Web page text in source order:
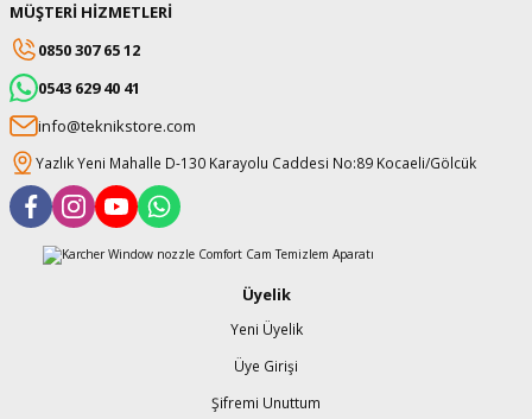
MÜŞTERİ HİZMETLERİ
0850 307 65 12
0543 629 40 41
info@teknikstore.com
Yazlık Yeni Mahalle D-130 Karayolu Caddesi No:89 Kocaeli/Gölcük
Üyelik
Yeni Üyelik
Üye Girişi
Şifremi Unuttum